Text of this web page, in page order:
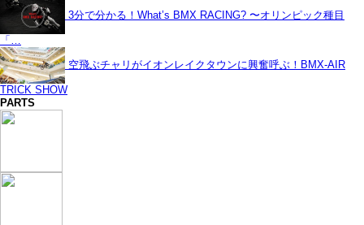
3分で分かる！What’s BMX RACING? 〜オリンピック種目
「…
空飛ぶチャリがイオンレイクタウンに興奮呼ぶ！BMX-AIR
TRICK SHOW
PARTS